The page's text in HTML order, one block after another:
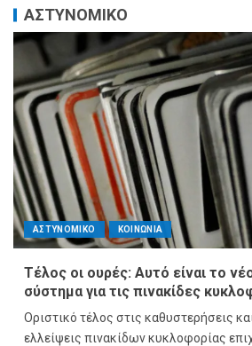
ΑΣΤΥΝΟΜΙΚΟ
ΑΣΤΥΝΟΜΙΚΟ ΚΟΙΝΩΝΙΑ
Τέλος οι ουρές: Αυτό είναι το
σύστημα για τις πινακίδες
Οριστικό τέλος στις καθυστερήσεις
ελλείψεις πινακίδων κυκλοφορίας